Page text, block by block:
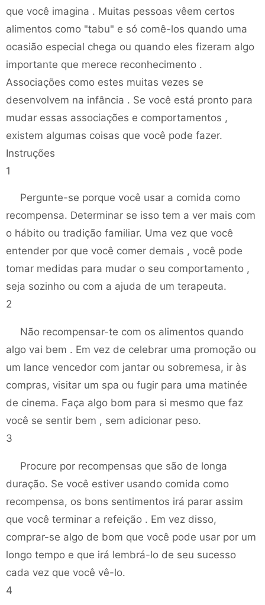
que você imagina . Muitas pessoas vêem certos
alimentos como "tabu" e só comê-los quando uma
ocasião especial chega ou quando eles fizeram algo
importante que merece reconhecimento .
Associações como estes muitas vezes se
desenvolvem na infância . Se você está pronto para
mudar essas associações e comportamentos ,
existem algumas coisas que você pode fazer.
Instruções
1
Pergunte-se porque você usar a comida como
recompensa. Determinar se isso tem a ver mais com
o hábito ou tradição familiar. Uma vez que você
entender por que você comer demais , você pode
tomar medidas para mudar o seu comportamento ,
seja sozinho ou com a ajuda de um terapeuta.
2
Não recompensar-te com os alimentos quando
algo vai bem . Em vez de celebrar uma promoção ou
um lance vencedor com jantar ou sobremesa, ir às
compras, visitar um spa ou fugir para uma matinée
de cinema. Faça algo bom para si mesmo que faz
você se sentir bem , sem adicionar peso.
3
Procure por recompensas que são de longa
duração. Se você estiver usando comida como
recompensa, os bons sentimentos irá parar assim
que você terminar a refeição . Em vez disso,
comprar-se algo de bom que você pode usar por um
longo tempo e que irá lembrá-lo de seu sucesso
cada vez que você vê-lo.
4